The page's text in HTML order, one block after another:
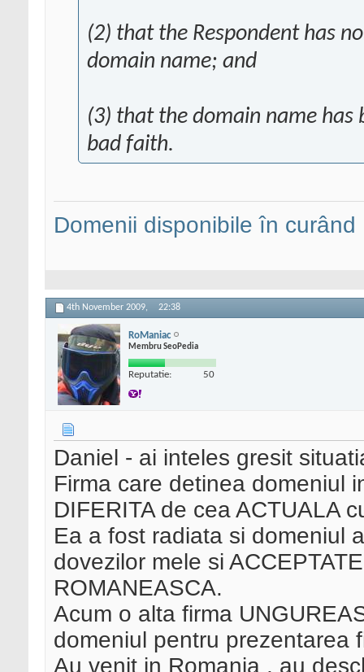
(2) that the Respondent has
domain name; and
(3) that the domain name has
bad faith.
Domenii disponibile în curând
4th November 2009, 22:38
RoManiac
Membru SeoPedia
Reputatie: 50
Daniel - ai inteles gresit
Firma care detinea domeniul
DIFERITA de cea ACTUALA
Ea a fost radiata si domeniul
dovezilor mele si
ROMANEASCA.
Acum o alta firma
domeniul pentru prezentarea
Au venit in Romania , au